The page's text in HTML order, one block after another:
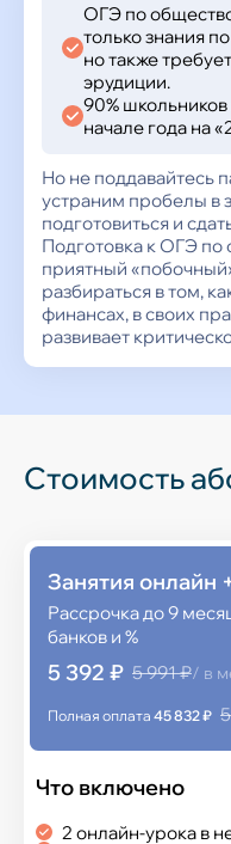
ОГЭ по
только знания
но также
эрудиции.
90%
начале года на
Но не поддавайтесь
устраним пробелы в
подготовиться и
Подготовка к ОГЭ
приятный
разбираться в том,
финансах, в своих
развивает
Стоимость
Занятия онлайн
Рассрочка до 9
банков и %
5 392 ₽ 5 991 ₽/ в
Полная оплата 45 832 ₽
Что включено
2 онлайн-урока в